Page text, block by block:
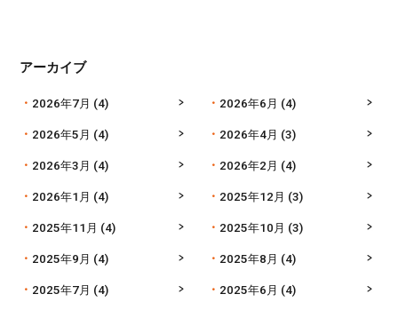
アーカイブ
2026年7月 (4) 2026年6月 (4)
2026年5月 (4) 2026年4月 (3)
2026年3月 (4) 2026年2月 (4)
2026年1月 (4) 2025年12月 (3)
2025年11月 (4) 2025年10月 (3)
2025年9月 (4) 2025年8月 (4)
2025年7月 (4) 2025年6月 (4)